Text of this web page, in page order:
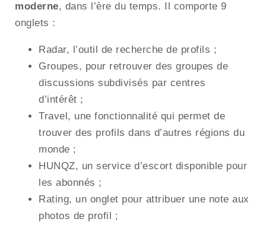
moderne, dans l’ère du temps. Il comporte 9
onglets :
Radar, l’outil de recherche de profils ;
Groupes, pour retrouver des groupes de
discussions subdivisés par centres
d’intérêt ;
Travel, une fonctionnalité qui permet de
trouver des profils dans d’autres régions du
monde ;
HUNQZ, un service d’escort disponible pour
les abonnés ;
Rating, un onglet pour attribuer une note aux
photos de profil ;